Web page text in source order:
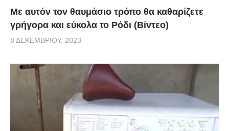
Με αυτόν τον θαυμάσιο τρόπο θα καθαρίζετε
γρήγορα και εύκολα το Ρόδι (Βίντεο)
8 ΔΕΚΕΜΒΡΊΟΥ, 2023